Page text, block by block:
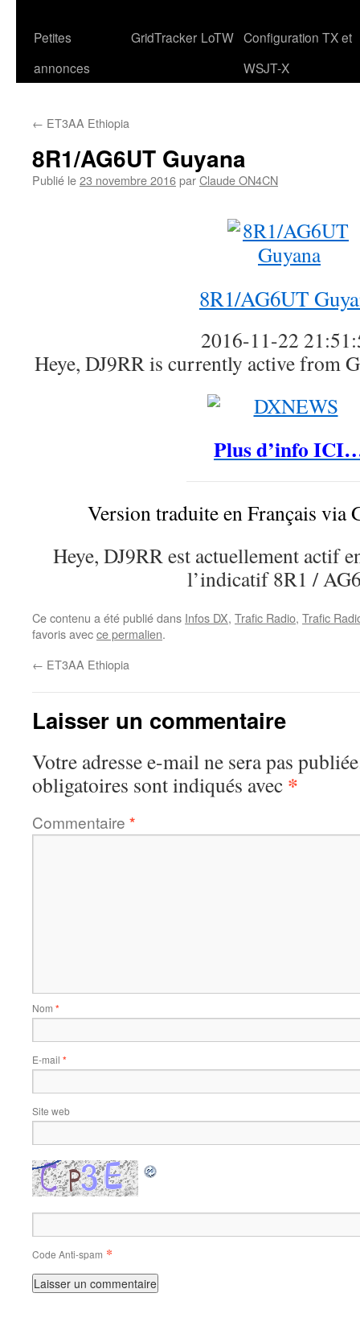
Petites
annonces
GridTracker LoTW Configuration TX et
WSJT-X
← ET3AA Ethiopia
8R1/AG6UT Guyana
Publié le23 novembre 2016parClaude ON4CN
8R1/AG6UT
2016-11-22
Heye, DJ9RR is currently active from
Plus d’info
Version traduite en Français via
Heye, DJ9RR est actuellement actif
l’indicatif 8R1 /
Ce contenu a été publié dans Infos DX, Trafic Radio, Trafic
favoris avecce permalien.
← ET3AA Ethiopia
Laisser un commentaire
Votre adresse e-mail ne sera pas
obligatoires sont indiqués avec *
Commentaire *
Nom *
E-mail *
Site web
Code Anti-spam *